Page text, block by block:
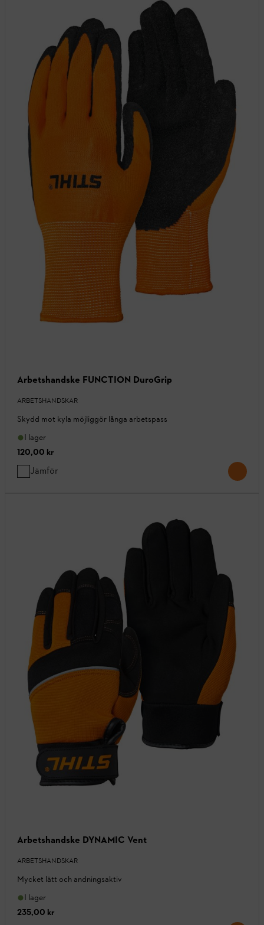
Arbetshandske FUNCTION DuroGrip
ARBETSHANDSKAR
Skydd mot kyla möjliggör långa arbetspass
I lager
120,00 kr
Jämför
Arbetshandske DYNAMIC Vent
ARBETSHANDSKAR
Mycket lätt och andningsaktiv
I lager
235,00 kr